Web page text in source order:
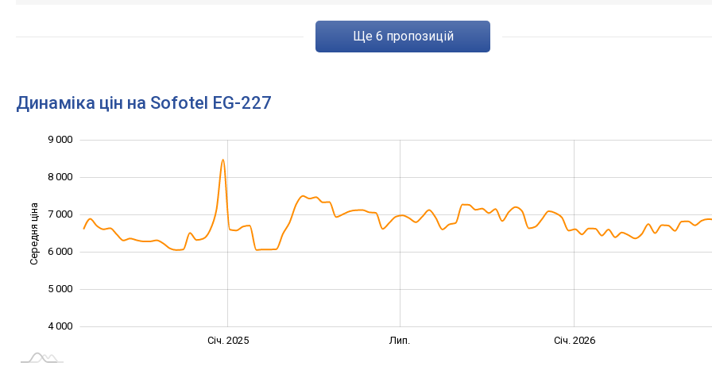
ще 6 пропозицій
Динаміка цін на Sofotel EG-227
Середня ціна
4 000
5 000
6 000
7 000
8 000
9 000
Січ. 2025 Лип. Січ. 2026